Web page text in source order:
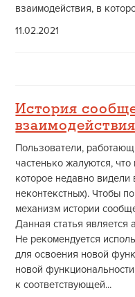
взаимодействия, в
11.02.2021
История
взаимодействия
Пользователи,
частенько жалуются,
которое недавно видели
неконтекстных). Чтобы
механизм истории
Данная статья является
Не рекомендуется
для освоения новой
новой
к соответствующей...